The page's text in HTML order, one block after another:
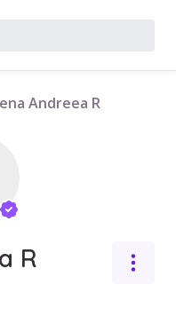
Andreea R
R